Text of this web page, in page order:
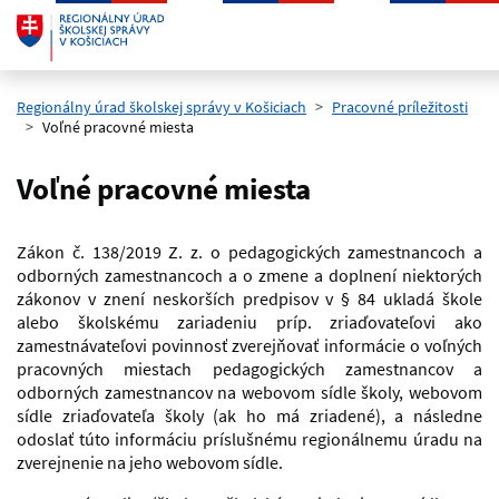
Preskočiť na hlavný obsah
Regionálny úrad školskej správy v Košiciach
Pracovné príležitosti
Voľné pracovné miesta
Voľné pracovné miesta
Zákon č. 138/2019 Z. z. o pedagogických zamestnancoch a
odborných zamestnancoch a o zmene a doplnení niektorých
zákonov v znení neskorších predpisov v § 84 ukladá škole
alebo školskému zariadeniu príp. zriaďovateľovi ako
zamestnávateľovi povinnosť zverejňovať informácie o voľných
pracovných miestach pedagogických zamestnancov a
odborných zamestnancov na webovom sídle školy, webovom
sídle zriaďovateľa školy (ak ho má zriadené), a následne
odoslať túto informáciu príslušnému regionálnemu úradu na
zverejnenie na jeho webovom sídle.